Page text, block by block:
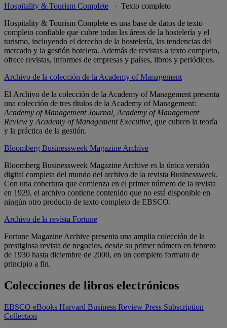
Hospitality & Tourism Complete
· Texto completo
Hospitality & Tourism Complete es una base de datos de texto
completo confiable que cubre todas las áreas de la hostelería y el
turismo, incluyendo el derecho de la hostelería, las tendencias del
mercado y la gestión hotelera. Además de revistas a texto completo,
ofrece revistas, informes de empresas y países, libros y periódicos.
Archivo de la colección de la Academy of Management
El Archivo de la colección de la Academy of Management presenta
una colección de tres títulos de la Academy of Management:
Academy of Management Journal, Academy of Management
Review y Academy of Management Executive, que cubren la teoría
y la práctica de la gestión.
Bloomberg Businessweek Magazine Archive
Bloomberg Businessweek Magazine Archive es la única versión
digital completa del mundo del archivo de la revista Businessweek.
Con una cobertura que comienza en el primer número de la revista
en 1929, el archivo contiene contenido que no está disponible en
ningún otro producto de texto completo de EBSCO.
Archivo de la revista Fortune
Fortune Magazine Archive presenta una amplia colección de la
prestigiosa revista de negocios, desde su primer número en febrero
de 1930 hasta diciembre de 2000, en un completo formato de
principio a fin.
Colecciones de libros electrónicos
EBSCO eBooks Harvard Business Review Press Subscription
Collection